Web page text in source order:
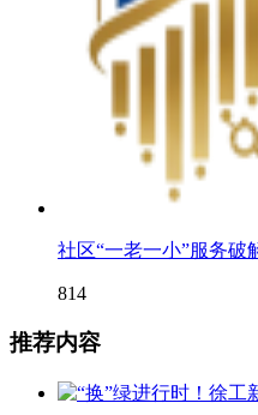
社区“一老一小”服务破
814
推荐内容